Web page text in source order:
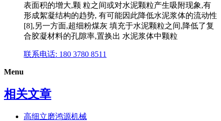
表面积的增大,颗 粒之间或对水泥颗粒产生吸附现象,有
形成絮凝结构的趋势, 有可能因此降低水泥浆体的流动性
[8],另一方面,超细粉煤灰 填充于水泥颗粒之间,降低了复
合胶凝材料的孔隙率,置换出 水泥浆体中颗粒
联系电话: 180 3780 8511
Menu
相关文章
高细立磨鸿源机械